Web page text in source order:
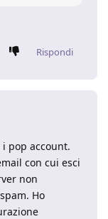
Rispondi
pop account.
con cui esci
non
Ho